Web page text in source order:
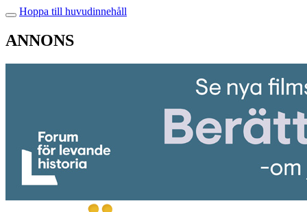
Hoppa till huvudinnehåll
ANNONS